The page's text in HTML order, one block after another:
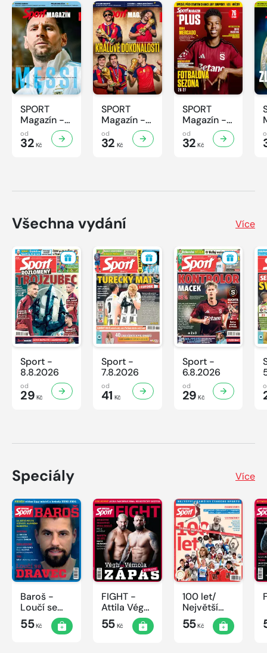
SPORT
Magazín -
32/2026
od
32 Kč
SPORT
Magazín -
31/2026
od
32 Kč
SPORT
Magazín -
30/2026
od
32 Kč
Všechna vydání Více
Sport -
8.8.2026
od
29 Kč
Sport -
7.8.2026
od
41 Kč
Sport -
6.8.2026
od
29 Kč
Speciály Více
Baroš -
Loučí se
dravec
55Kč
FIGHT -
Attila Végh
vs. Karlos
Vémola
55Kč
100 let/
Největší
okamžiky
českého
55Kč